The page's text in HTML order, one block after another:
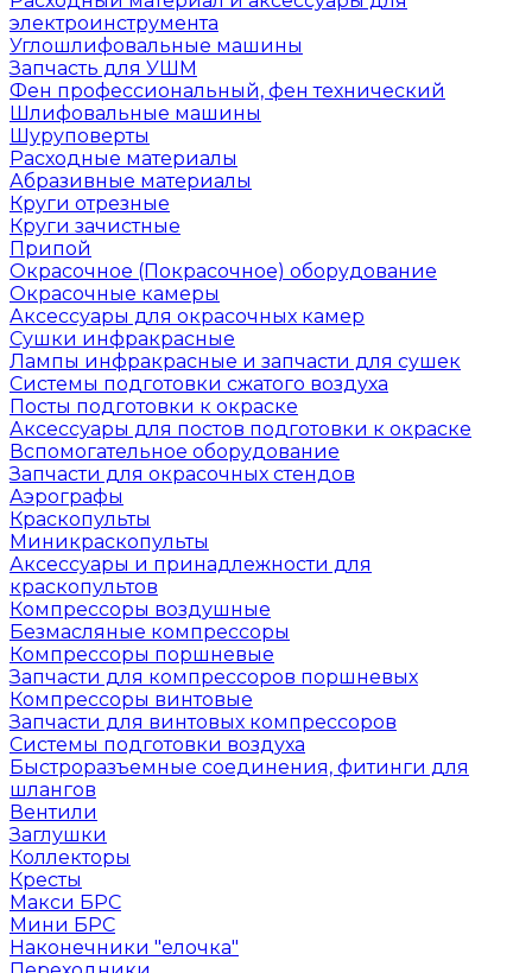
электроинструмента
Углошлифовальные машины
Запчасть для УШМ
Фен профессиональный, фен технический
Шлифовальные машины
Шуруповерты
Расходные материалы
Абразивные материалы
Круги отрезные
Круги зачистные
Припой
Окрасочное (Покрасочное) оборудование
Окрасочные камеры
Аксессуары для окрасочных камер
Сушки инфракрасные
Лампы инфракрасные и запчасти для сушек
Системы подготовки сжатого воздуха
Посты подготовки к окраске
Аксессуары для постов подготовки к окраске
Вспомогательное оборудование
Запчасти для окрасочных стендов
Аэрографы
Краскопульты
Миникраскопульты
Аксессуары и принадлежности для
краскопультов
Компрессоры воздушные
Безмасляные компрессоры
Компрессоры поршневые
Запчасти для компрессоров поршневых
Компрессоры винтовые
Запчасти для винтовых компрессоров
Системы подготовки воздуха
Быстроразъемные соединения, фитинги для
шлангов
Вентили
Заглушки
Коллекторы
Кресты
Макси БРС
Мини БРС
Наконечники "елочка"